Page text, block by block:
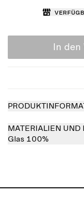
In
MATERIALIEN UND
Glas 100%